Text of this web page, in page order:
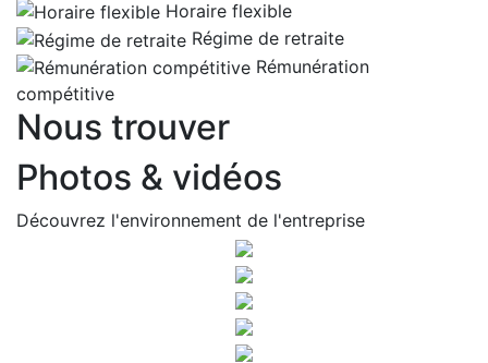
Horaire flexible
Régime de retraite
Rémunération
compétitive
Nous trouver
Photos & vidéos
Découvrez l'environnement de l'entreprise